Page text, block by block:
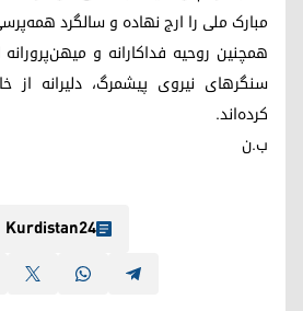
مبارک ملی را ارج نهاده و سالگرد
همچنین روحیه فداکارانه و
سنگرهای نیروی پیشمرگ، دلیرانه
کرده‌اند.
ب.ن
Kurdistan24